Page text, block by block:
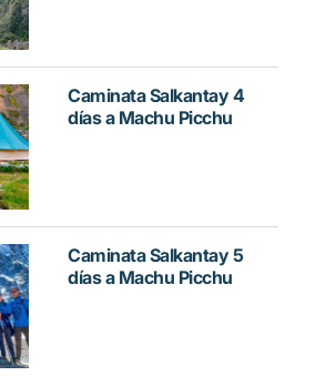
Caminata Salkantay 4
días a Machu Picchu
Caminata Salkantay 5
días a Machu Picchu